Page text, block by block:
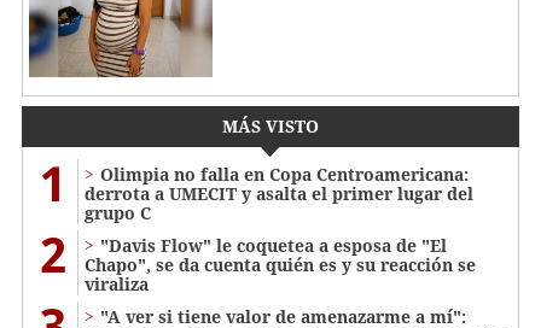
MÁS VISTO
1
Olimpia no falla en Copa Centroamericana:
derrota a UMECIT y asalta el primer lugar del
grupo C
2
"Davis Flow" le coquetea a esposa de "El
Chapo", se da cuenta quién es y su reacción se
viraliza
"A ver si tiene valor de amenazarme a mí":